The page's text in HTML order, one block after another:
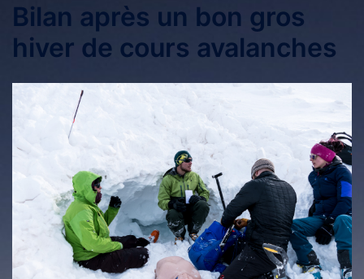
Bilan après un bon gros
hiver de cours avalanches